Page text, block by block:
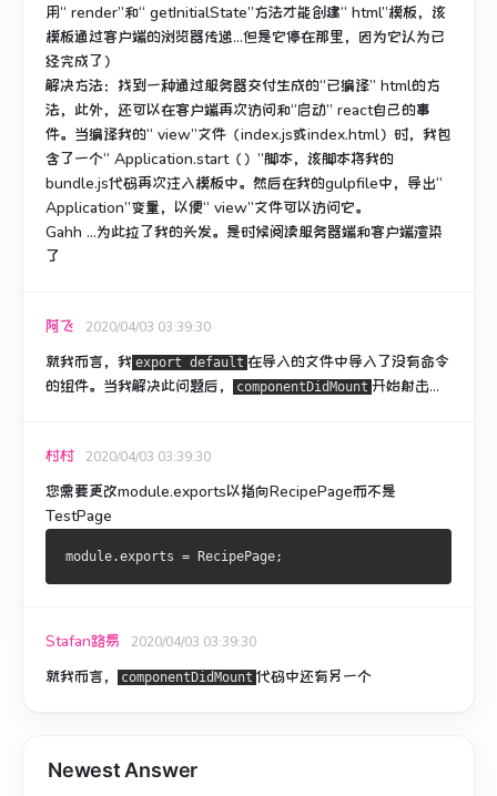
用“ render”和“ getInitialState”方法才能创建“ html”模板，该
模板通过客户端的浏览器传递...但是它停在那里，因为它认为已
经完成了）
解决方法： 找到一种通过服务器交付生成的“已编译” html的方
法，此外，还可以在客户端再次访问和“启动” react自己的事
件。 当编译我的“ view”文件（index.js或index.html）时，我包
含了一个“ Application.start（）”脚本，该脚本将我的
bundle.js代码再次注入模板中。 然后在我的gulpfile中，导出“
Application”变量，以便“ view”文件可以访问它。
Gahh ...为此拉了我的头发。 是时候阅读服务器端和客户端渲染
了
阿飞 2020/04/03 03:39:30
就我而言，我 export default 在导入的文件中导入了没有命令
的组件。 当我解决此问题后， componentDidMount 开始射击...
村村 2020/04/03 03:39:30
您需要更改module.exports以指向RecipePage而不是
TestPage
Stafan路易 2020/04/03 03:39:30
就我而言， componentDidMount 代码中还有另一个
Newest Answer